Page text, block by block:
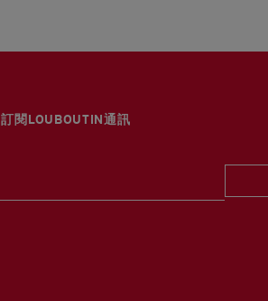
訂閱LOUBOUTIN通訊